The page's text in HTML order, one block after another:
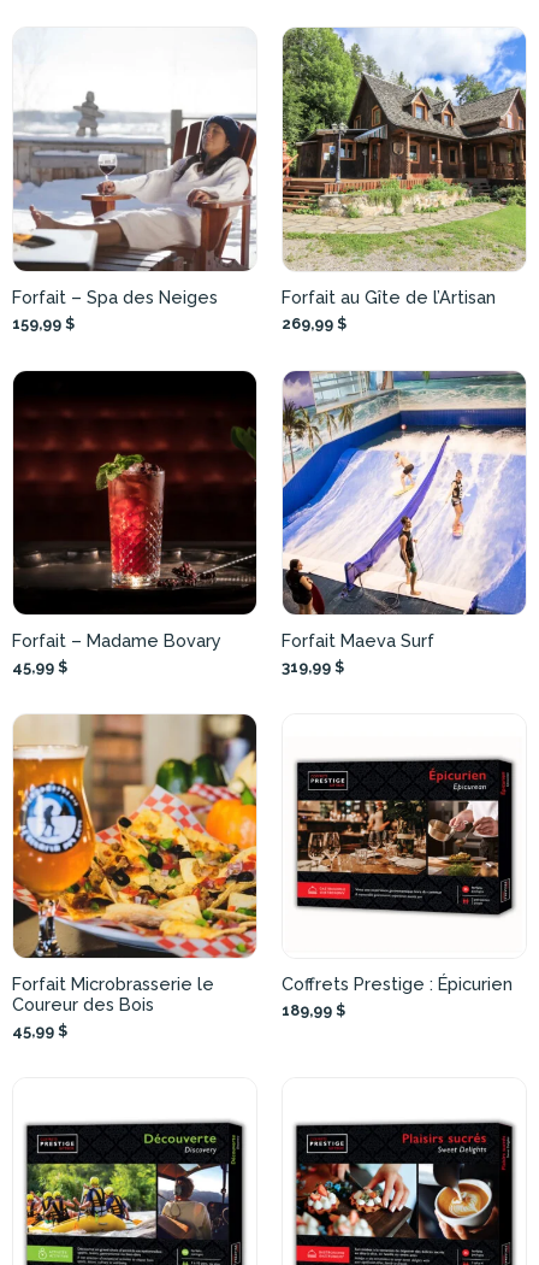
Forfait – Spa des Neiges
159,99 $
Forfait au Gîte de l’Artisan
269,99 $
Forfait – Madame Bovary
45,99 $
Forfait Maeva Surf
319,99 $
Forfait Microbrasserie le
Coureur des Bois
45,99 $
Coffrets Prestige : Épicurien
189,99 $